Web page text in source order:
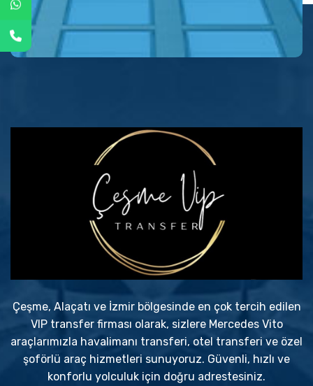
Çeşme, Alaçatı ve İzmir bölgesinde en çok tercih edilen
VIP transfer firması olarak, sizlere Mercedes Vito
araçlarımızla havalimanı transferi, otel transferi ve özel
şoförlü araç hizmetleri sunuyoruz. Güvenli, hızlı ve
konforlu yolculuk için doğru adrestesiniz.